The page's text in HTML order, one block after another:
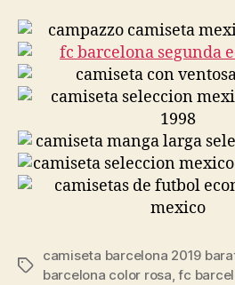
Etiquetas
camiseta barcelona 2019
barcelona color rosa,fc